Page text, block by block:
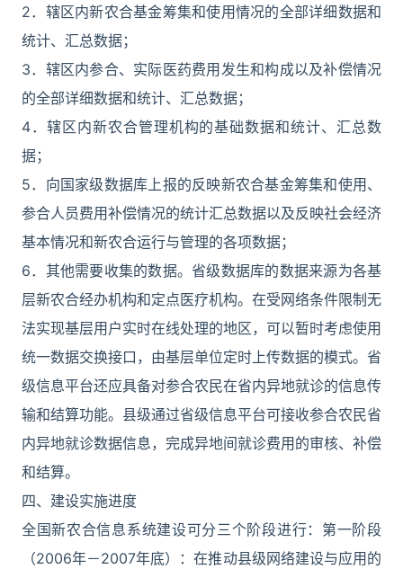
2．辖区内新农合基金筹集和使用情况的全部详细数据和
统计、汇总数据；
3．辖区内参合、实际医药费用发生和构成以及补偿情况
的全部详细数据和统计、汇总数据；
4．辖区内新农合管理机构的基础数据和统计、汇总数
据；
5．向国家级数据库上报的反映新农合基金筹集和使用、
参合人员费用补偿情况的统计汇总数据以及反映社会经济
基本情况和新农合运行与管理的各项数据；
6．其他需要收集的数据。省级数据库的数据来源为各基
层新农合经办机构和定点医疗机构。在受网络条件限制无
法实现基层用户实时在线处理的地区，可以暂时考虑使用
统一数据交换接口，由基层单位定时上传数据的模式。省
级信息平台还应具备对参合农民在省内异地就诊的信息传
输和结算功能。县级通过省级信息平台可接收参合农民省
内异地就诊数据信息，完成异地间就诊费用的审核、补偿
和结算。
四、建设实施进度
全国新农合信息系统建设可分三个阶段进行：第一阶段
（2006年－2007年底）：在推动县级网络建设与应用的